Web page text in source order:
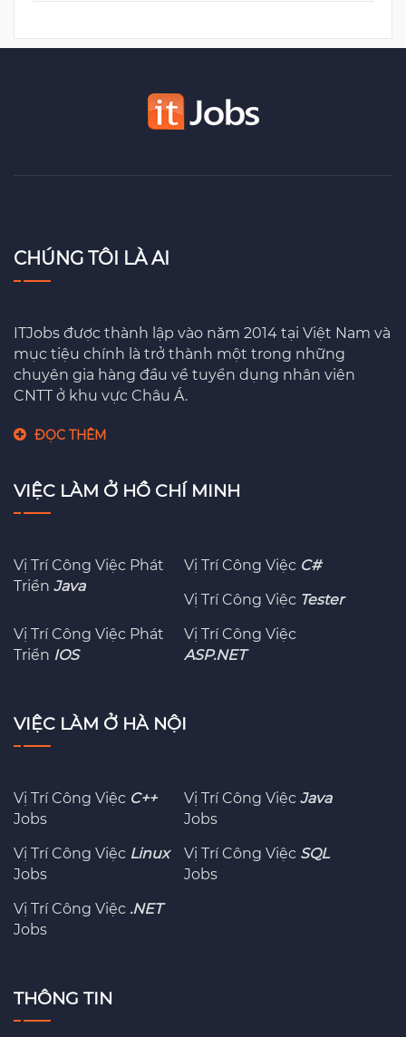
CHÚNG TÔI LÀ AI
ITJobs được thành lập vào năm 2014 tại Việt Nam và
mục tiệu chính là trở thành một trong những
chuyên gia hàng đầu về tuyển dụng nhân viên
CNTT ở khu vực Châu Á.
ĐỌC THÊM
VIỆC LÀM Ở HỒ CHÍ MINH
Vị Trí Công Việc Phát
Triển Java
Vị Trí Công Việc C#
Vị Trí Công Việc Tester
Vị Trí Công Việc Phát
Triển IOS
Vị Trí Công Việc
ASP.NET
VIỆC LÀM Ở HÀ NỘI
Vị Trí Công Việc C++
Jobs
Vị Trí Công ViệcJava
Jobs
Vị Trí Công Việc Linux
Jobs
Vị Trí Công Việc SQL
Jobs
Vị Trí Công Việc .NET
Jobs
THÔNG TIN